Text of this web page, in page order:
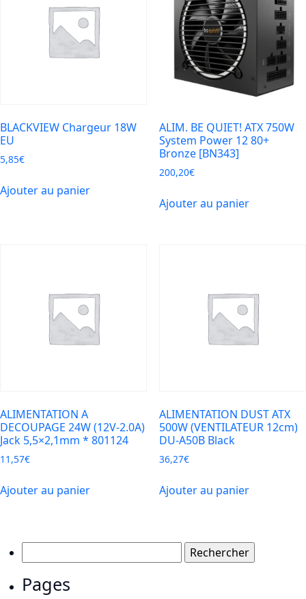
BLACKVIEW Chargeur 18W
EU
5,85€
Ajouter au panier
ALIM. BE QUIET! ATX 750W
System Power 12 80+
Bronze [BN343]
200,20€
Ajouter au panier
ALIMENTATION A
DECOUPAGE 24W (12V-2.0A)
Jack 5,5×2,1mm * 801124
11,57€
Ajouter au panier
ALIMENTATION DUST ATX
500W (VENTILATEUR 12cm)
DU-A50B Black
36,27€
Ajouter au panier
Pages